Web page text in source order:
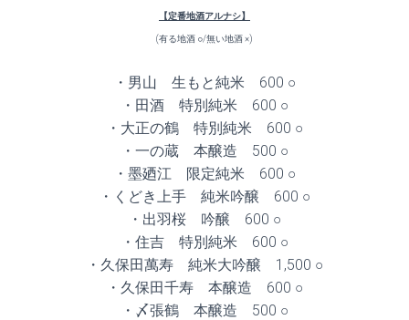
【定番地酒アルナシ】
(有る地酒 ○/無い地酒 ×)
・男山 生もと純米 600 ○
・田酒 特別純米 600 ○
・大正の鶴 特別純米 600 ○
・一の蔵 本醸造 500 ○
・墨廼江 限定純米 600 ○
・くどき上手 純米吟醸 600 ○
・出羽桜 吟醸 600 ○
・住吉 特別純米 600 ○
・久保田萬寿 純米大吟醸 1,500 ○
・久保田千寿 本醸造 600 ○
・〆張鶴 本醸造 500 ○